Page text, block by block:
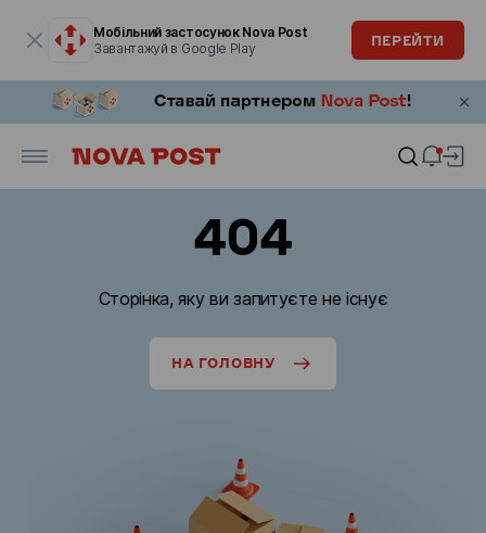
Мобільний застосунок Nova Post
Завантажуй в Google Play
ПЕРЕЙТИ
404
Сторінка, яку ви запитуєте не існує
НА ГОЛОВНУ